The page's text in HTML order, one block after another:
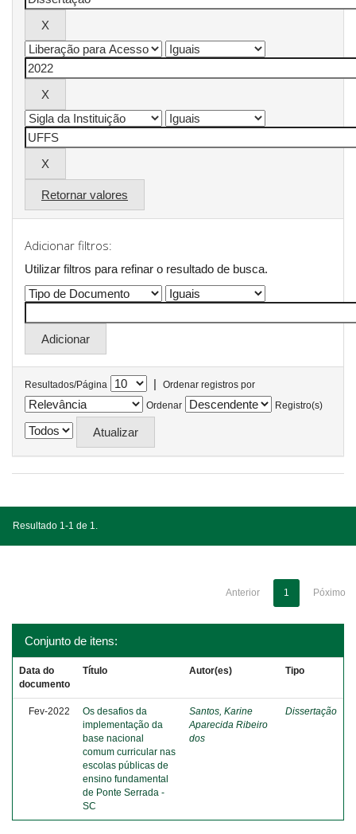
Retornar valores
Adicionar filtros:
Utilizar filtros para refinar o resultado de busca.
Resultados/Página |
Ordenar registros por
Ordenar
Registro(s)
Resultado 1-1 de 1.
Anterior 1 Póximo
Conjunto de itens:
Data do
documento
Título Autor(es) Tipo
Fev-2022
Os desafios da
implementação da
base nacional
comum curricular nas
escolas públicas de
ensino fundamental
de Ponte Serrada -
SC
Santos, Karine
Aparecida Ribeiro
dos
Dissertação